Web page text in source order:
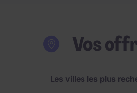
Vos
Les villes les plus